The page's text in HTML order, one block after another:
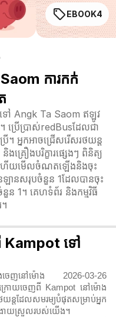
EBOOK4
ការកក់
ទៅ Angk Ta Saom ឥឡូវ
រើប្រាស់redBusដែលជា
អ្នកអាចជ្រើសរើសរថយន្ត
គ្រឿងបរិក្ខារផ្សេងៗ ពិនិត្យ
តហើយមើលចំណតឡើងនិងចុះ
ឡានសរុបចំនួន 1ដែលបានចុះ
ន 1។ គេហទំព័រ និងកម្មវិធី
Kampot ទៅ
ងចេញនៅម៉ោង 2026-03-26
រោយចេញពី Kampot នៅម៉ោង
តដែលសមរម្យបំផុតសម្រាប់អ្នក
ាយស្រួលរបស់យើង។